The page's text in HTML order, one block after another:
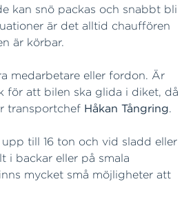
kan snö packas och snabbt bli
är det alltid chauffören
är körbar.
medarbetare eller fordon. Är
för att bilen ska glida i diket, då
transportchef Håkan Tångring.
till 16 ton och vid sladd eller
i backar eller på smala
mycket små möjligheter att